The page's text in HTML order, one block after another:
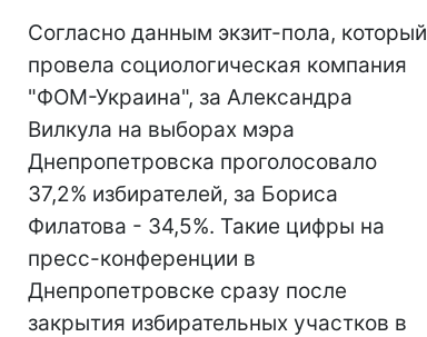
Согласно данным экзит-пола, который
провела социологическая компания
"ФОМ-Украина", за Александра
Вилкула на выборах мэра
Днепропетровска проголосовало
37,2% избирателей, за Бориса
Филатова - 34,5%. Такие цифры на
пресс-конференции в
Днепропетровске сразу после
закрытия избирательных участков в